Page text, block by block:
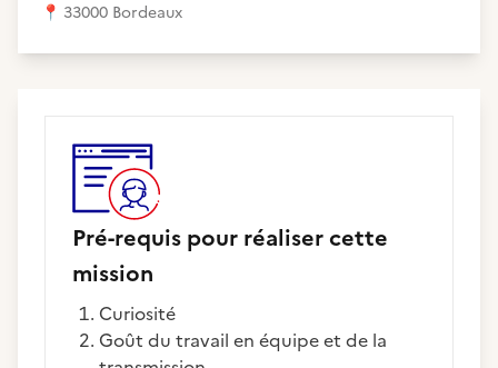
📍 33000 Bordeaux
Pré-requis pour réaliser cette
mission
Curiosité
Goût du travail en équipe et de la